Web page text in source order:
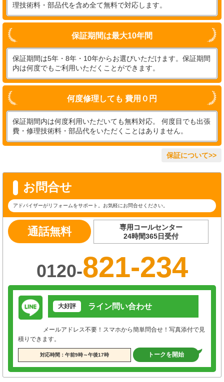
理技術料・部品代を含め全て無料で対応します。
保証期間は最大10年間
保証期間は5年・8年・10年からお選びいただけます。保証期間
内は何度でもご利用いただくことができます。
何度修理しても 費用０円
保証期間内は何度利用いただいても無料対応。 何度目でも出張
費・修理技術料・部品代をいただくことはありません。
保証について>>
お問合せ
アドバイザーがリフォームをサポート。お気軽にお問合せください。
通話無料
専用コールセンター
24時間365日受付
0120-821-234
大好評 ライン問い合わせ
メールアドレス不要！スマホから簡単問合せ！写真添付で見
積りできます。
対応時間：午前9時～午後17時 トークを開始